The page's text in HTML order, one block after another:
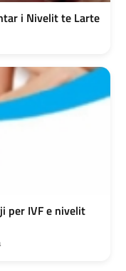
i Nivelit te Larte
per IVF e nivelit